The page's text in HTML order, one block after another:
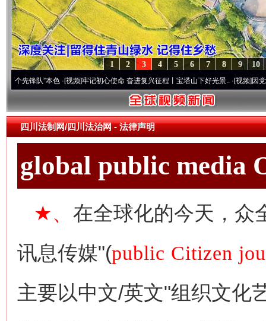
10
9
8
7
6
5
4
3
2
1
”本色·[视频]牢记初心使命 奋进复兴征程丨宝塔山下好光景..·[视频]因党而生 为党
四川法制网/四川法治网- 法律声明
global public media
★、 在全球化的今天，众
讯息传媒"(public Citizen
主要以中文/英文"组织文化